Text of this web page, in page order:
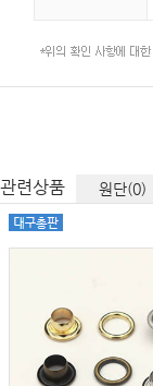
관련상품 원단(0)